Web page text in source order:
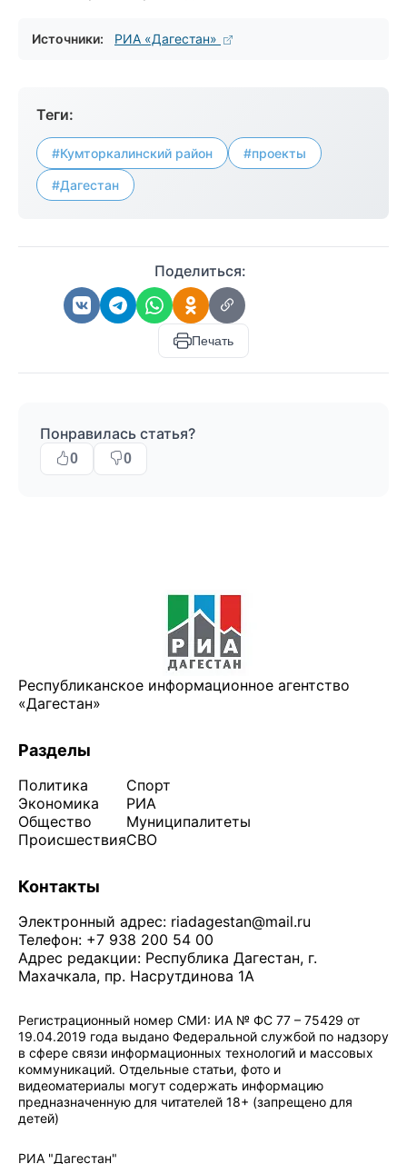
Источники: РИА «Дагестан»
Теги:
#Кумторкалинский район #проекты
#Дагестан
Поделиться:
Печать
Понравилась статья?
0 0
Республиканское информационное агентство
«Дагестан»
Разделы
Политика
Экономика
Общество
Происшествия
Спорт
РИА
Муниципалитеты
СВО
Контакты
Электронный адрес: riadagestan@mail.ru
Телефон: +7 938 200 54 00
Адрес редакции: Республика Дагестан, г.
Махачкала, пр. Насрутдинова 1А
Регистрационный номер СМИ: ИА № ФС 77 – 75429 от
19.04.2019 года выдано Федеральной службой по надзору
в сфере связи информационных технологий и массовых
коммуникаций. Отдельные статьи, фото и
видеоматериалы могут содержать информацию
предназначенную для читателей 18+ (запрещено для
детей)
РИА "Дагестан"